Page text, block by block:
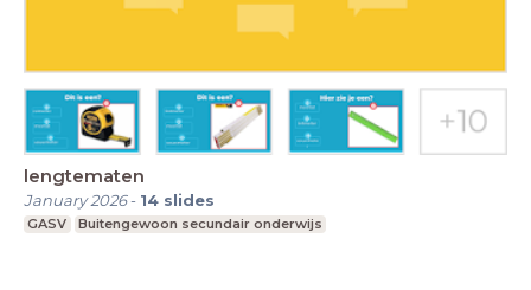
lengtematen
January 2026- 14 slides
GASV Buitengewoon secundair onderwijs